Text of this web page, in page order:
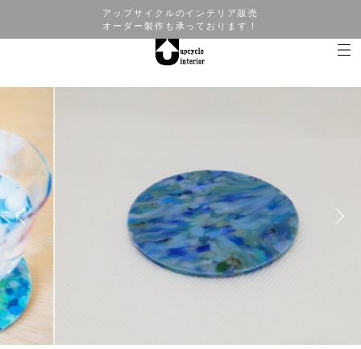
アップサイクルのインテリア販売
オーダー製作も承っております！